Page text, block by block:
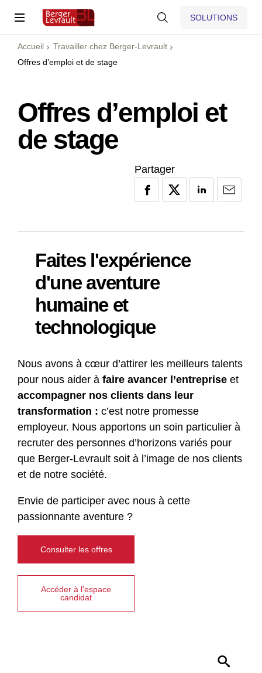
SOLUTIONS
Accueil
Travailler chez Berger-Levrault
Offres d’emploi et de stage
Offres d’emploi et
de stage
Partager
Faites l'expérience
d'une aventure
humaine et
technologique
Nous avons à cœur d’attirer les meilleurs talents
pour nous aider à faire avancer l’entreprise et
accompagner nos clients dans leur
transformation : c’est notre promesse
employeur. Nous apportons un soin particulier à
recruter des personnes d’horizons variés pour
que Berger-Levrault soit à l’image de nos clients
et de notre société.
Envie de participer avec nous à cette
passionnante aventure ?
Consulter les offres
Accéder à l’espace
candidat